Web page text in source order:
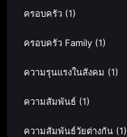
ครอบครัว (1)
ครอบครัว Family (1)
ความรุนแรงในสังคม (1)
ความสัมพันธ์ (1)
ความสัมพันธ์วัยต่างกัน (1)